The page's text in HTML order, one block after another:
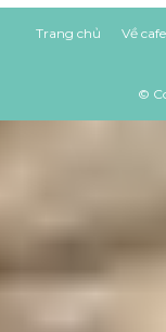
Trang chủ Về
©